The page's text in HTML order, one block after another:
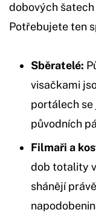
dobových
Potřebujete ten
Sběratelé:
visačkami
portálech se
původních
Filmaři a
dob totality
shánějí